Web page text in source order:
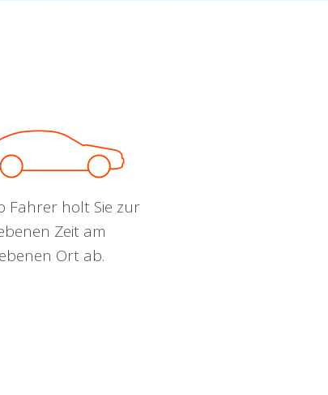
Fahrer holt Sie zur
Zeit am
Ort ab.